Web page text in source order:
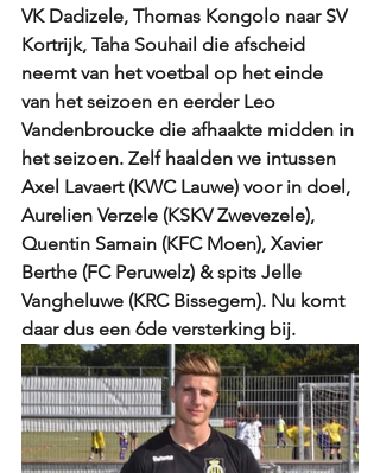
VK Dadizele, Thomas Kongolo naar SV
Kortrijk, Taha Souhail die afscheid
neemt van het voetbal op het einde
van het seizoen en eerder Leo
Vandenbroucke die afhaakte midden in
het seizoen. Zelf haalden we intussen
Axel Lavaert (KWC Lauwe) voor in doel,
Aurelien Verzele (KSKV Zwevezele),
Quentin Samain (KFC Moen), Xavier
Berthe (FC Peruwelz) & spits Jelle
Vangheluwe (KRC Bissegem). Nu komt
daar dus een 6de versterking bij.